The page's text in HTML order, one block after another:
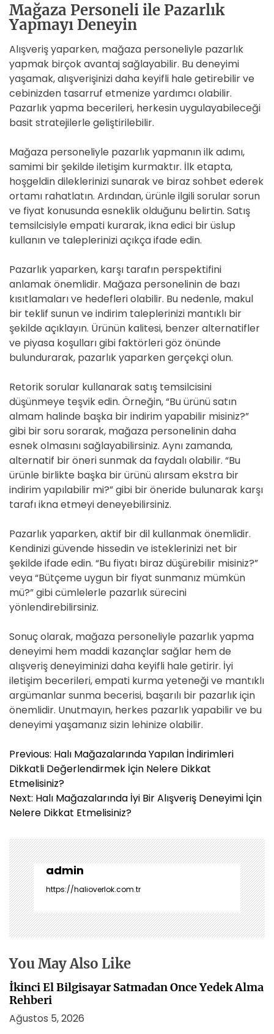
Mağaza Personeli ile Pazarlık
Yapmayı Deneyin
Alışveriş yaparken, mağaza personeliyle pazarlık
yapmak birçok avantaj sağlayabilir. Bu deneyimi
yaşamak, alışverişinizi daha keyifli hale getirebilir ve
cebinizden tasarruf etmenize yardımcı olabilir.
Pazarlık yapma becerileri, herkesin uygulayabileceği
basit stratejilerle geliştirilebilir.
Mağaza personeliyle pazarlık yapmanın ilk adımı,
samimi bir şekilde iletişim kurmaktır. İlk etapta,
hoşgeldin dileklerinizi sunarak ve biraz sohbet ederek
ortamı rahatlatın. Ardından, ürünle ilgili sorular sorun
ve fiyat konusunda esneklik olduğunu belirtin. Satış
temsilcisiyle empati kurarak, ikna edici bir üslup
kullanın ve taleplerinizi açıkça ifade edin.
Pazarlık yaparken, karşı tarafın perspektifini
anlamak önemlidir. Mağaza personelinin de bazı
kısıtlamaları ve hedefleri olabilir. Bu nedenle, makul
bir teklif sunun ve indirim taleplerinizi mantıklı bir
şekilde açıklayın. Ürünün kalitesi, benzer alternatifler
ve piyasa koşulları gibi faktörleri göz önünde
bulundurarak, pazarlık yaparken gerçekçi olun.
Retorik sorular kullanarak satış temsilcisini
düşünmeye teşvik edin. Örneğin, “Bu ürünü satın
almam halinde başka bir indirim yapabilir misiniz?”
gibi bir soru sorarak, mağaza personelinin daha
esnek olmasını sağlayabilirsiniz. Aynı zamanda,
alternatif bir öneri sunmak da faydalı olabilir. “Bu
ürünle birlikte başka bir ürünü alırsam ekstra bir
indirim yapılabilir mi?” gibi bir öneride bulunarak karşı
tarafı ikna etmeyi deneyebilirsiniz.
Pazarlık yaparken, aktif bir dil kullanmak önemlidir.
Kendinizi güvende hissedin ve isteklerinizi net bir
şekilde ifade edin. “Bu fiyatı biraz düşürebilir misiniz?”
veya “Bütçeme uygun bir fiyat sunmanız mümkün
mü?” gibi cümlelerle pazarlık sürecini
yönlendirebilirsiniz.
Sonuç olarak, mağaza personeliyle pazarlık yapma
deneyimi hem maddi kazançlar sağlar hem de
alışveriş deneyiminizi daha keyifli hale getirir. İyi
iletişim becerileri, empati kurma yeteneği ve mantıklı
argümanlar sunma becerisi, başarılı bir pazarlık için
önemlidir. Unutmayın, herkes pazarlık yapabilir ve bu
deneyimi yaşamanız sizin lehinize olabilir.
Y
a
z
ı
g
z
i
n
m
e
s
i
Previous: Halı Mağazalarında Yapılan İndirimleri
Dikkatli Değerlendirmek İçin Nelere Dikkat
Etmelisiniz?
Next: Halı Mağazalarında İyi Bir Alışveriş Deneyimi İçin
Nelere Dikkat Etmelisiniz?
admin
https://halioverlok.com.tr
You May Also Like
İkinci El Bilgisayar Satmadan Once Yedek Alma
Rehberi
Ağustos 5, 2026